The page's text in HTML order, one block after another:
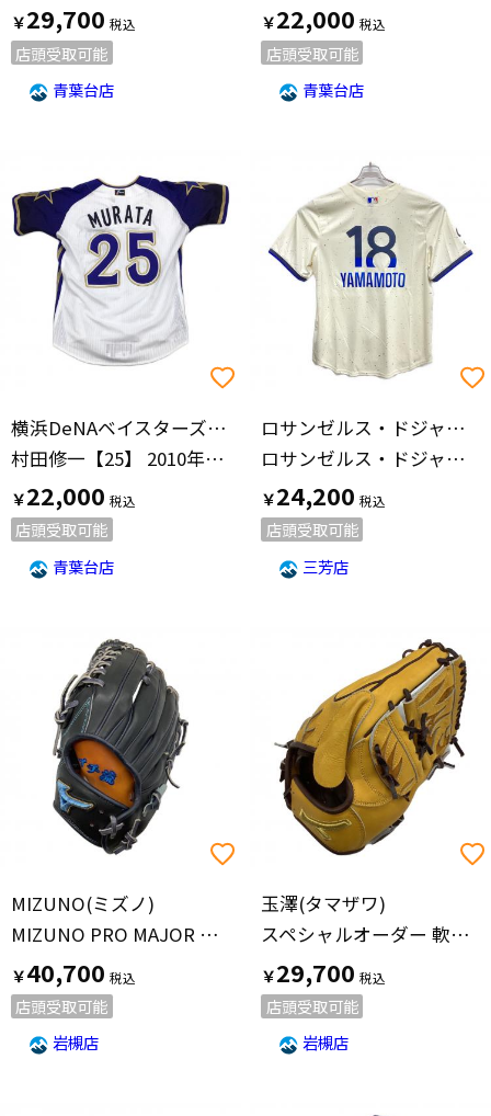
￥29,700
店頭受取可能
青葉台店
￥22,000
店頭受取可能
青葉台店
横浜DeNAベイスターズ(ヨコハマディーエヌエーベイスターズ)
村田修一【25】 2010年サマーユニフォーム
￥22,000
店頭受取可能
青葉台店
ロサンゼルス・ドジャース
ロサンゼルス・ドジャース 山本由伸 レプリカユニフォーム
￥24,200
店頭受取可能
三芳店
MIZUNO(ミズノ)
MIZUNO PRO MAJOR QUALITY ORDER 硬式グローブ ケース付・HAGA JAPAN @ 約32㎝ ネイビー
￥40,700
店頭受取可能
岩槻店
玉澤(タマザワ)
スペシャルオーダー 軟式グローブ ゴリラクリニック 箭内モデル @ 約29cm イエロー×ブラウン
￥29,700
店頭受取可能
岩槻店